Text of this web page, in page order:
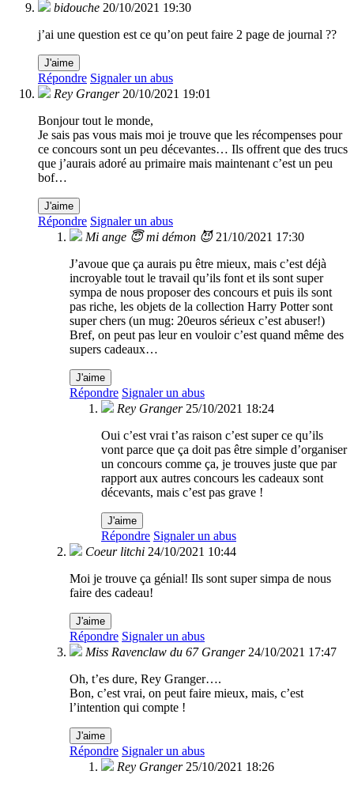
bidouche 20/10/2021 19:30
j’ai une question est ce qu’on peut faire 2 page de journal ??
J'aime
Répondre Signaler un abus
Rey Granger 20/10/2021 19:01
Bonjour tout le monde,
Je sais pas vous mais moi je trouve que les récompenses pour
ce concours sont un peu décevantes… Ils offrent que des trucs
que j’aurais adoré au primaire mais maintenant c’est un peu
bof…
J'aime
Répondre Signaler un abus
Mi ange 😇 mi démon 😈 21/10/2021 17:30
J’avoue que ça aurais pu être mieux, mais c’est déjà
incroyable tout le travail qu’ils font et ils sont super
sympa de nous proposer des concours et puis ils sont
pas riche, les objets de la collection Harry Potter sont
super chers (un mug: 20euros sérieux c’est abuser!)
Bref, on peut pas leur en vouloir c’est quand même des
supers cadeaux…
J'aime
Répondre Signaler un abus
Rey Granger 25/10/2021 18:24
Oui c’est vrai t’as raison c’est super ce qu’ils
vont parce que ça doit pas être simple d’organiser
un concours comme ça, je trouves juste que par
rapport aux autres concours les cadeaux sont
décevants, mais c’est pas grave !
J'aime
Répondre Signaler un abus
Coeur litchi 24/10/2021 10:44
Moi je trouve ça génial! Ils sont super simpa de nous
faire des cadeau!
J'aime
Répondre Signaler un abus
Miss Ravenclaw du 67 Granger 24/10/2021 17:47
Oh, t’es dure, Rey Granger….
Bon, c’est vrai, on peut faire mieux, mais, c’est
l’intention qui compte !
J'aime
Répondre Signaler un abus
Rey Granger 25/10/2021 18:26